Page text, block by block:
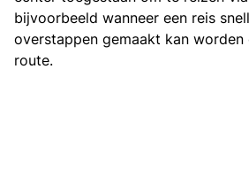
bijvoorbeeld wanneer een reis
overstappen gemaakt kan worden
route.